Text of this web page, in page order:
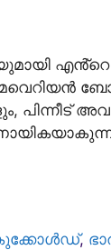
,